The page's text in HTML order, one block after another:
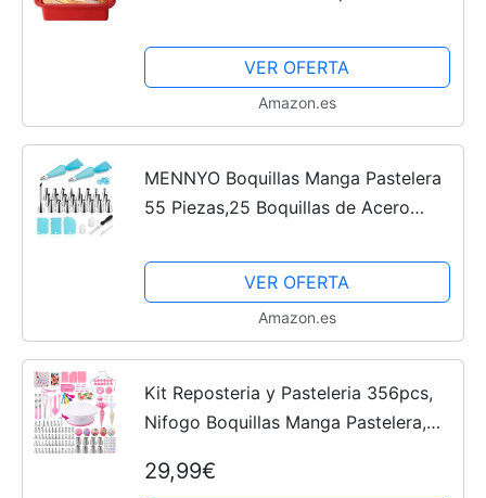
VER OFERTA
Amazon.es
MENNYO Boquillas Manga Pastelera
55 Piezas,25 Boquillas de Acero
Silicona, Espatula & Rasqueta
Panadero, Boquillas...
VER OFERTA
Amazon.es
Kit Reposteria y Pasteleria 356pcs,
Nifogo Boquillas Manga Pastelera,
Decoracion Tarta, Accesorios
29,99€